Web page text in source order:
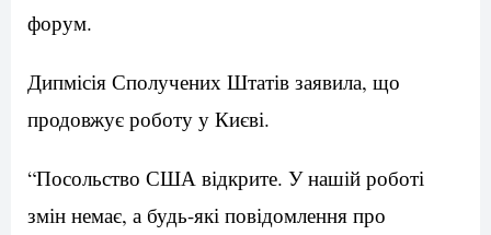
форум.
Дипмісія Сполучених Штатів заявила, що
продовжує роботу у Києві.
“Посольство США відкрите. У нашій роботі
змін немає, а будь-які повідомлення про